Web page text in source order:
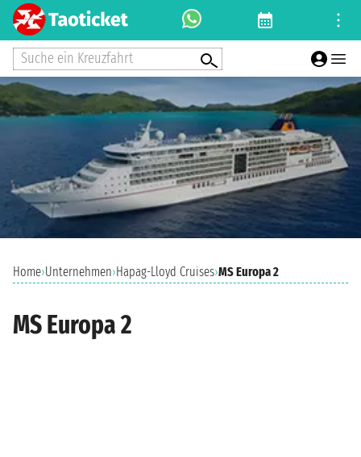
Suche ein Kreuzfahrt
Home›Unternehmen›Hapag-Lloyd Cruises›MS Europa 2
MS Europa 2